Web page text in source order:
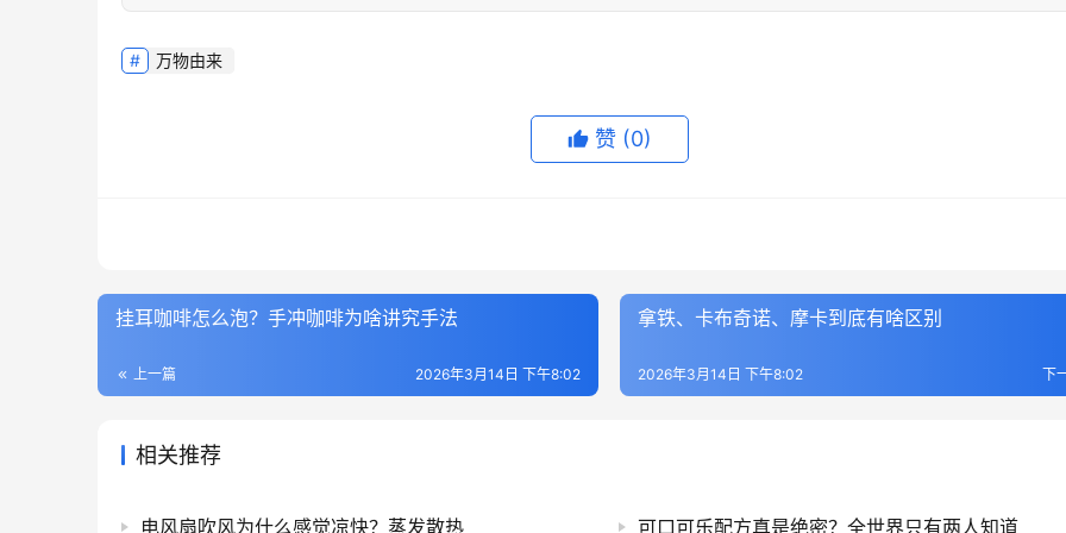
万物由来
赞 (0)
挂耳咖啡怎么泡？手冲咖啡为啥讲究手法
上一篇 2026年3月14日 下午8:02
拿铁、卡布奇诺、摩卡到底有啥区别
下
2026年3月14日 下午8:02
相关推荐
电风扇吹风为什么感觉凉快？蒸发散热 可口可乐配方真是绝密？全世界只有两人知道